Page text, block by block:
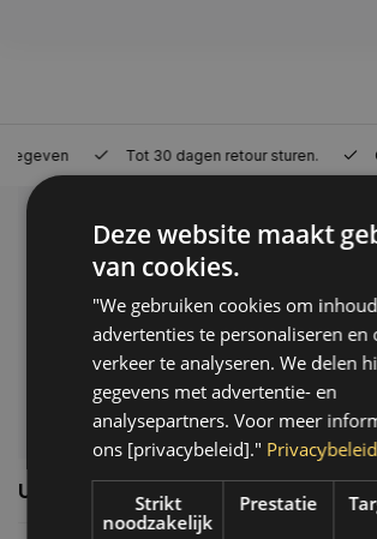
Tot 30 dagen retour sturen. Op
Klantenservice
Veelgestelde vragen
06-39119169
info@autoklusser.nl
Usefull links
Deze website maakt
van cookies.
"We gebruiken cookies om
advertenties te personaliseren en
verkeer te analyseren. We delen
gegevens met advertentie- en
analysepartners. Voor meer
ons [privacybeleid]." Privacybeleid
Strikt
noodzakelijk
Prestatie